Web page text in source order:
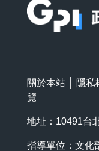
關於本站 隱私
覽
地址：10491台
指導單位：文化